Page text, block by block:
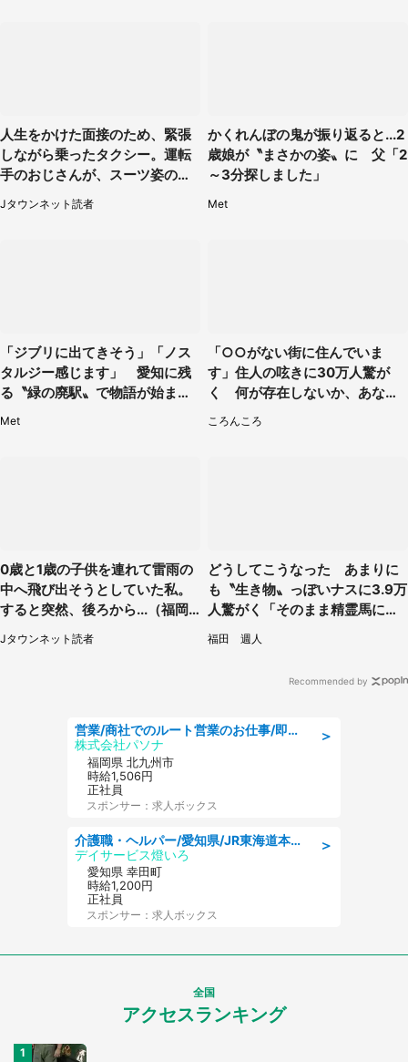
人生をかけた面接のため、緊張
しながら乗ったタクシー。運転
手のおじさんが、スーツ姿の私
を見て...（福岡県・30代女性）
Jタウンネット読者
かくれんぼの鬼が振り返ると...2
歳娘が〝まさかの姿〟に 父「2
～3分探しました」
Met
「ジブリに出てきそう」「ノス
タルジー感じます」 愛知に残
る〝緑の廃駅〟で物語が始まり
そう
Met
「○○がない街に住んでいま
す」住人の呟きに30万人驚が
く 何が存在しないか、あなた
はわかる？
ころんころ
0歳と1歳の子供を連れて雷雨の
中へ飛び出そうとしていた私。
すると突然、後ろから...（福岡
県・30代女性）
Jタウンネット読者
どうしてこうなった あまりに
も〝生き物〟っぽいナスに3.9万
人驚がく「そのまま精霊馬に使
えそう」
福田 週人
Recommended by
＞
営業/商社でのルート営業のお仕事/即日勤務可/車通勤可/営業
株式会社パソナ
福岡県 北九州市
時給1,506円
正社員
スポンサー：求人ボックス
＞
介護職・ヘルパー/愛知県/JR東海道本線 幸田/額田郡幸田町/デイサービス
デイサービス燈いろ
愛知県 幸田町
時給1,200円
正社員
スポンサー：求人ボックス
全国
アクセスランキング